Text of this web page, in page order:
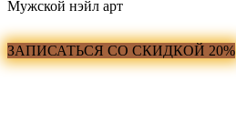
Мужской нэйл арт
ЗАПИСАТЬСЯ СО СКИДКОЙ 20%